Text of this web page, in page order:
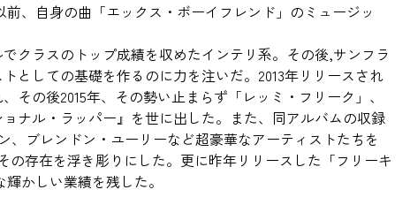
、自身の曲「エックス・ボーイフレンド」のミュージッ
クラスのトップ成績を収めたインテリ系。その後,サンフラ
としての基礎を作るのに力を注いだ。2013年リリースされ
の後2015年、その勢い止まらず「レッミ・フリーク」、
ナル・ラッパー』を世に出した。また、同アルバムの収録
ブレンドン・ユーリーなど超豪華なアーティストたちを
存在を浮き彫りにした。更に昨年リリースした「フリーキ
かしい業績を残した。